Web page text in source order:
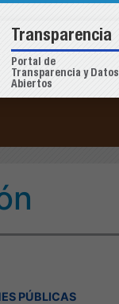
PÚBLICAS
Transparencia
Portal de
Transparencia y Datos
Abiertos